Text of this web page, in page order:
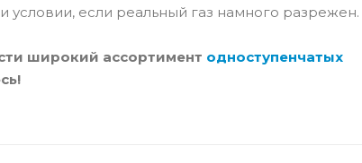
условии, если реальный газ намного разрежен.
широкий ассортимент одноступенчатых